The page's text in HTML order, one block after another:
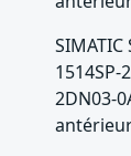
SIMATIC
1514SP-
2DN03-